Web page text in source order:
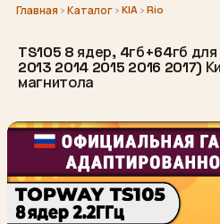
Главная ›Каталог›KIA›Rio
TS105 8 ядер, 4гб+64гб для
2013 2014 2015 2016 2017)
магнитола